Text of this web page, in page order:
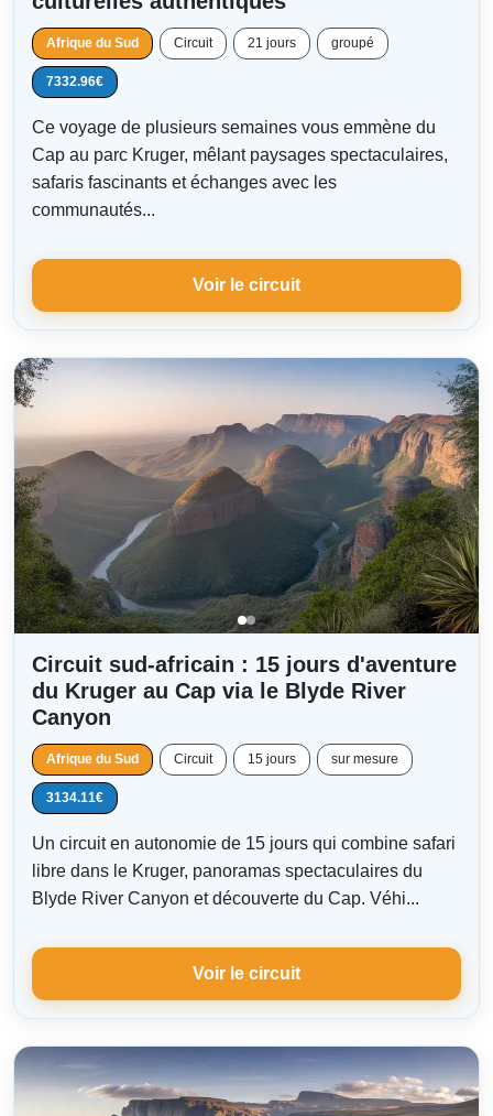
Afrique du Sud Circuit 21 jours groupé
7332.96€
Ce voyage de plusieurs semaines vous emmène du
Cap au parc Kruger, mêlant paysages spectaculaires,
safaris fascinants et échanges avec les
communautés...
Voir le circuit
Circuit sud-africain : 15 jours d'aventure
du Kruger au Cap via le Blyde River
Canyon
Afrique du Sud Circuit 15 jours sur mesure
3134.11€
Un circuit en autonomie de 15 jours qui combine safari
libre dans le Kruger, panoramas spectaculaires du
Blyde River Canyon et découverte du Cap. Véhi...
Voir le circuit